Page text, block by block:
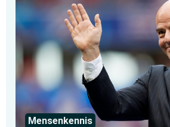
Mensenkennis